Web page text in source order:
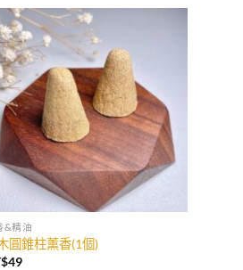
&精油
圓錐柱薰香(1個)
49